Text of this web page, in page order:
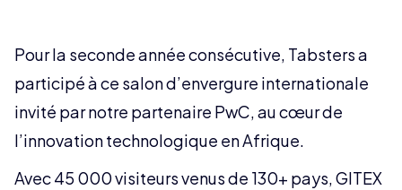
Pour la seconde année consécutive, Tabsters a
participé à ce salon d’envergure internationale
invité par notre partenaire PwC, au cœur de
l’innovation technologique en Afrique.
Avec 45 000 visiteurs venus de 130+ pays, GITEX